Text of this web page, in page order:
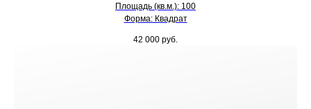
Площадь (кв.м.): 100
Форма: Квадрат
42 000 руб.